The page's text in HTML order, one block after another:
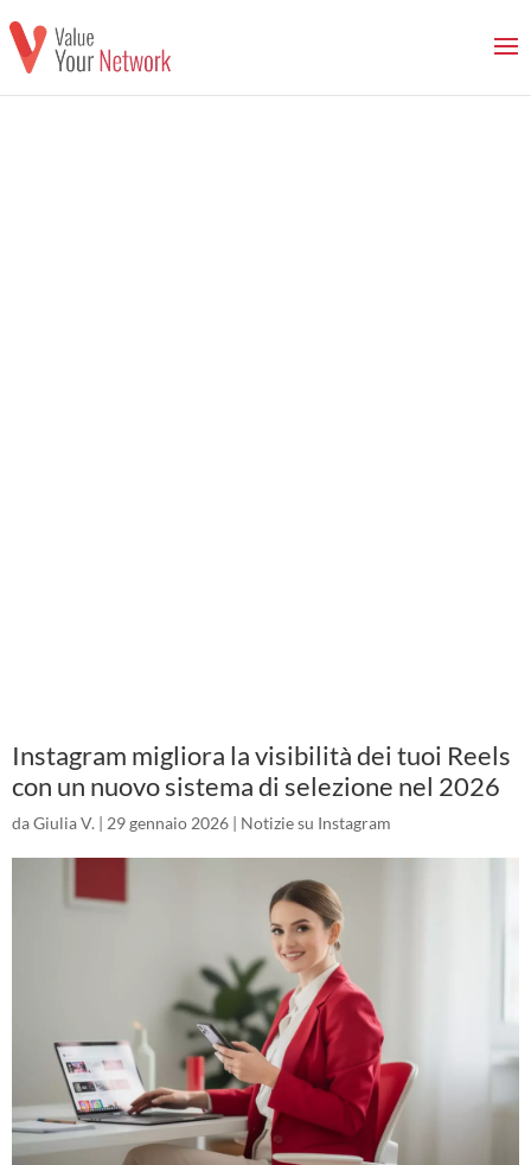
Instagram migliora la visibilità dei tuoi Reels
con un nuovo sistema di selezione nel 2026
daGiulia V. | 29 gennaio 2026 | Notizie su Instagram